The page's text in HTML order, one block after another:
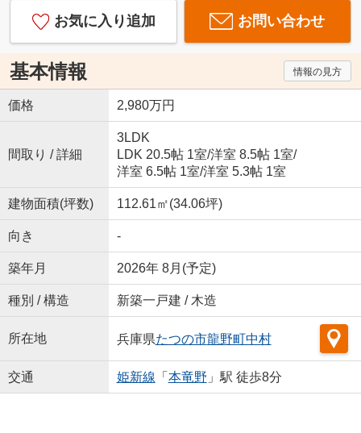
お気に入り追加 お問い合わせ
基本情報 情報の見方
価格 2,980万円
間取り / 詳細
3LDK
LDK 20.5帖 1室/洋室 8.5帖 1室/
洋室 6.5帖 1室/洋室 5.3帖 1室
建物面積(坪数) 112.61㎡(34.06坪)
向き -
築年月 2026年 8月(予定)
種別 / 構造 新築一戸建 / 木造
所在地 兵庫県たつの市龍野町中村
交通 姫新線 「 本竜野 」駅 徒歩8分